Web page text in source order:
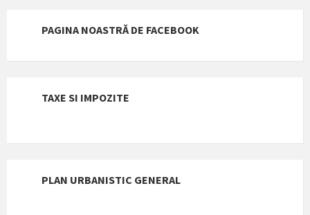
PAGINA NOASTRĂ DE FACEBOOK
TAXE SI IMPOZITE
PLAN URBANISTIC GENERAL